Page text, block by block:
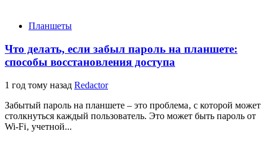
Планшеты
Что делать, если забыл пароль на планшете:
способы восстановления доступа
1 год тому назад Redactor
Забытый пароль на планшете – это проблема‚ с которой может
столкнуться каждый пользователь. Это может быть пароль от
Wi-Fi‚ учетной...